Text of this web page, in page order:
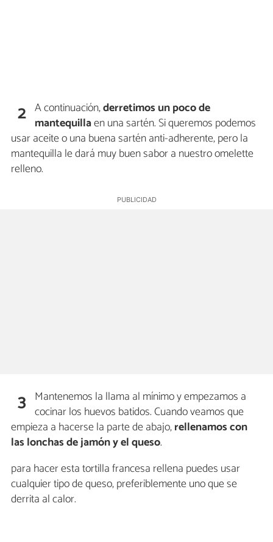
2 A continuación,derretimos un poco de
mantequillaen una sartén. Si queremos podemos
usar aceite o una buena sartén anti-adherente, pero la
mantequilla le dará muy buen sabor a nuestro omelette
relleno.
3 Mantenemos la llama al mínimo y empezamos a
cocinar los huevos batidos. Cuando veamos que
empieza a hacerse la parte de abajo,rellenamos con
las lonchas de jamón y el queso.
para hacer esta tortilla francesa rellena puedes usar
cualquier tipo de queso, preferiblemente uno que se
derrita al calor.